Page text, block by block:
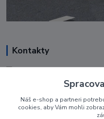
Kontakty
+421 948
Náš e-shop a partneri
cookies, aby Vám mohli